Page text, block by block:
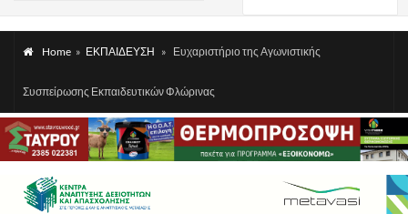
Home » ΕΚΠΑΙΔΕΥΣΗ » Ευχαριστήριο της Αγωνιστικής
Συσπείρωσης Εκπαιδευτικών Φλώρινας